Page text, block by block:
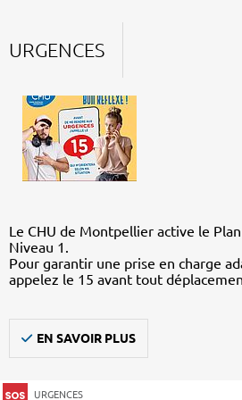
URGENCES
Le CHU de Montpellier active le
Niveau 1.
Pour garantir une prise en charge
appelez le 15 avant tout
EN SAVOIR PLUS
URGENCES